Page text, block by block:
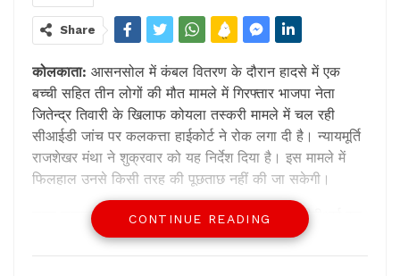
Share
कोलकाता: आसनसोल में कंबल वितरण के दौरान हादसे में एक
बच्ची सहित तीन लोगों की मौत मामले में गिरफ्तार भाजपा नेता
जितेन्द्र तिवारी के खिलाफ कोयला तस्करी मामले में चल रही
सीआईडी जांच पर कलकत्ता हाईकोर्ट ने रोक लगा दी है। न्यायमूर्ति
राजशेखर मंथा ने शुक्रवार को यह निर्देश दिया है। इस मामले में
फिलहाल उनसे किसी तरह की पूछताछ नहीं की जा सकेगी।
राज्य सरकार से इस बारे में रिपोर्ट मांगी गई है कि जब सीबीआई इस
मामले की जांच कर रही है तब अलग से इसकी समानांतर जांच की
जरूरत क्यों है? पिछले साल 10 सितंबर को जितेंद्र तिवारी को
CONTINUE READING